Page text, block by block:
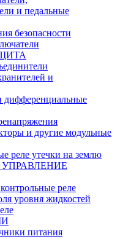
и педальные
безопасности
и
дифференциальные
и другие модульные
реле утечки на землю
реле
уровня жидкостей
питания